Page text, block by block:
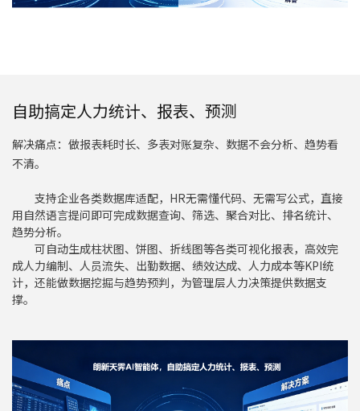
自助搞定人力统计、报表、预测
解决痛点： 做报表耗时长、多表对账复杂、数据不会分析、趋势看
不清。
支持企业各类数据库适配，HR无需懂代码、无需写公式，直接
用自然语言提问即可完成数据查询、筛选、聚合对比、排名统计、
趋势分析。
可自动生成柱状图、饼图、折线图等各类可视化报表，高效完
成人力编制、人员流失、出勤数据、绩效达成、人力成本等KPI统
计，还能做数据挖掘与趋势预判，为管理层人力决策提供数据支
撑。